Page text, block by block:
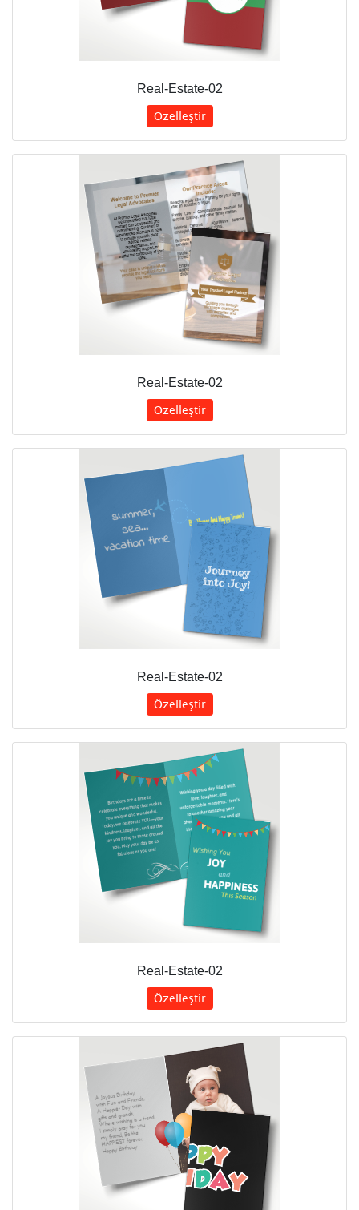
Real-Estate-02
Özelleştir
Real-Estate-02
Özelleştir
Real-Estate-02
Özelleştir
Real-Estate-02
Özelleştir